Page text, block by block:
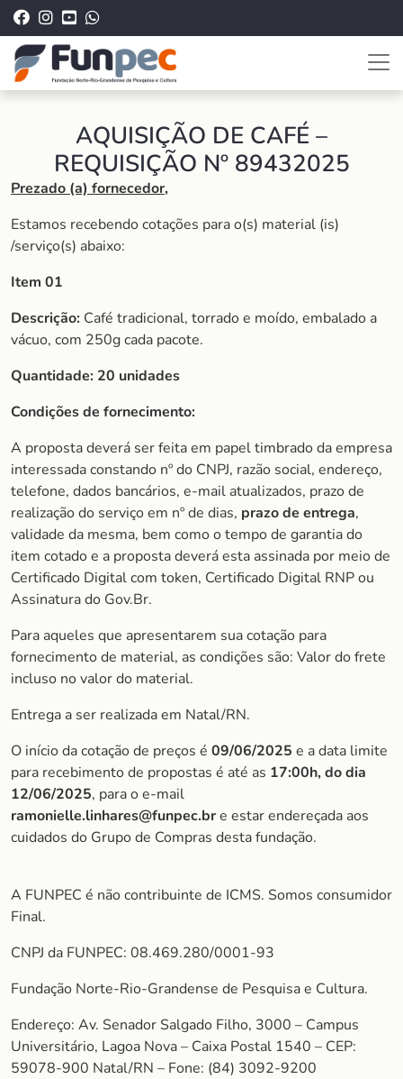
AQUISIÇÃO DE CAFÉ –
REQUISIÇÃO Nº 89432025
Prezado (a) fornecedor,
Estamos recebendo cotações para o(s) material (is)
/serviço(s) abaixo:
Item 01
Descrição: Café tradicional, torrado e moído, embalado a
vácuo, com 250g cada pacote.
Quantidade: 20 unidades
Condições de fornecimento:
A proposta deverá ser feita em papel timbrado da empresa
interessada constando nº do CNPJ, razão social, endereço,
telefone, dados bancários, e-mail atualizados, prazo de
realização do serviço em nº de dias, prazo de entrega,
validade da mesma, bem como o tempo de garantia do
item cotado e a proposta deverá esta assinada por meio de
Certificado Digital com token, Certificado Digital RNP ou
Assinatura do Gov.Br.
Para aqueles que apresentarem sua cotação para
fornecimento de material, as condições são: Valor do frete
incluso no valor do material.
Entrega a ser realizada em Natal/RN.
O início da cotação de preços é 09/06/2025 e a data limite
para recebimento de propostas é até as 17:00h, do dia
12/06/2025, para o e-mail
ramonielle.linhares@funpec.bre estar endereçada aos
cuidados do Grupo de Compras desta fundação.
A FUNPEC é não contribuinte de ICMS. Somos consumidor
Final.
CNPJ da FUNPEC: 08.469.280/0001-93
Fundação Norte-Rio-Grandense de Pesquisa e Cultura.
Endereço: Av. Senador Salgado Filho, 3000 – Campus
Universitário, Lagoa Nova – Caixa Postal 1540 – CEP:
59078-900 Natal/RN – Fone: (84) 3092-9200